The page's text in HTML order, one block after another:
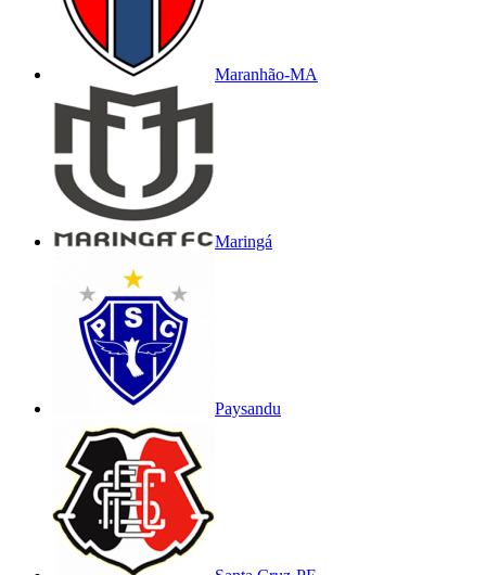
Maranhão-MA
Maringá
Paysandu